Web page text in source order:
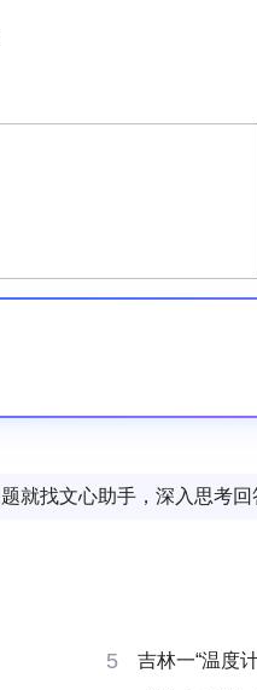
就找文心助手，深入思考回
5 吉林一“温度